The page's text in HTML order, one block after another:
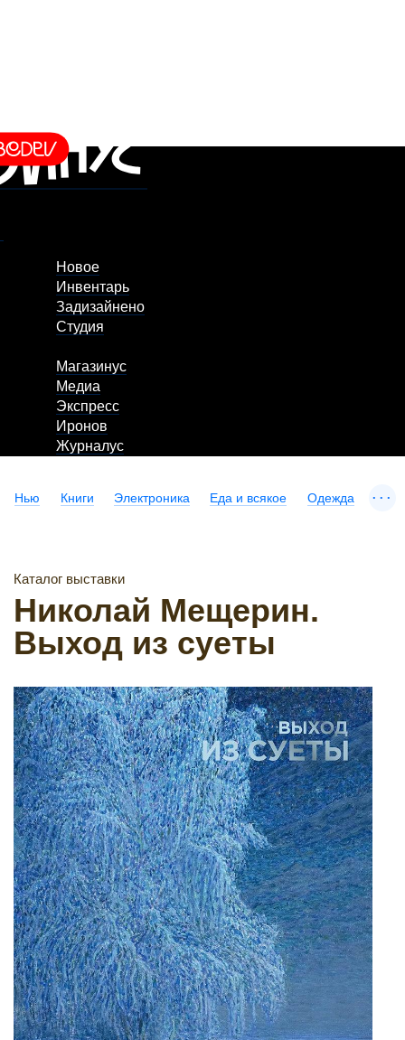
Новое
Инвентарь
Задизайнено
Студия
Магазинус
Медиа
Экспресс
Иронов
Журналус
Нью Книги Электроника Еда и всякое Одежда ...
Каталог выставки
Николай Мещерин.
Выход из суеты